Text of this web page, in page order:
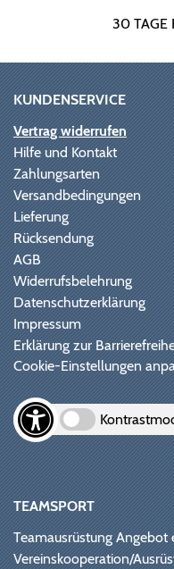
30 TAGE
KUNDENSERVICE
Vertrag widerrufen
Hilfe und Kontakt
Zahlungsarten
Versandbedingungen
Lieferung
Rücksendung
AGB
Widerrufsbelehrung
Datenschutzerklärung
Impressum
Erklärung zur
Cookie-Einstellungen
TEAMSPORT
Teamausrüstung Angebot
Vereinskooperation/